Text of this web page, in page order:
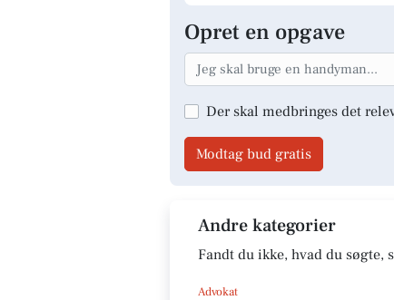
Opret en opgave
Der skal medbringes det
Modtag bud gratis
Andre kategorier
Fandt du ikke, hvad du søgte,
Advokat